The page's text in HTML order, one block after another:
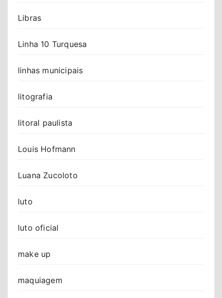
Libras
Linha 10 Turquesa
linhas municipais
litografia
litoral paulista
Louis Hofmann
Luana Zucoloto
luto
luto oficial
make up
maquiagem